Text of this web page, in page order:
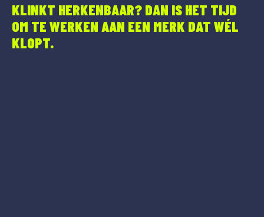
KLINKT HERKENBAAR? DAN IS HET TIJD
OM TE WERKEN AAN EEN MERK DAT WÉL
KLOPT.